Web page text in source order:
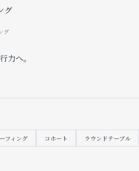
グ
力へ。
フィング コホート ラウンドテーブル